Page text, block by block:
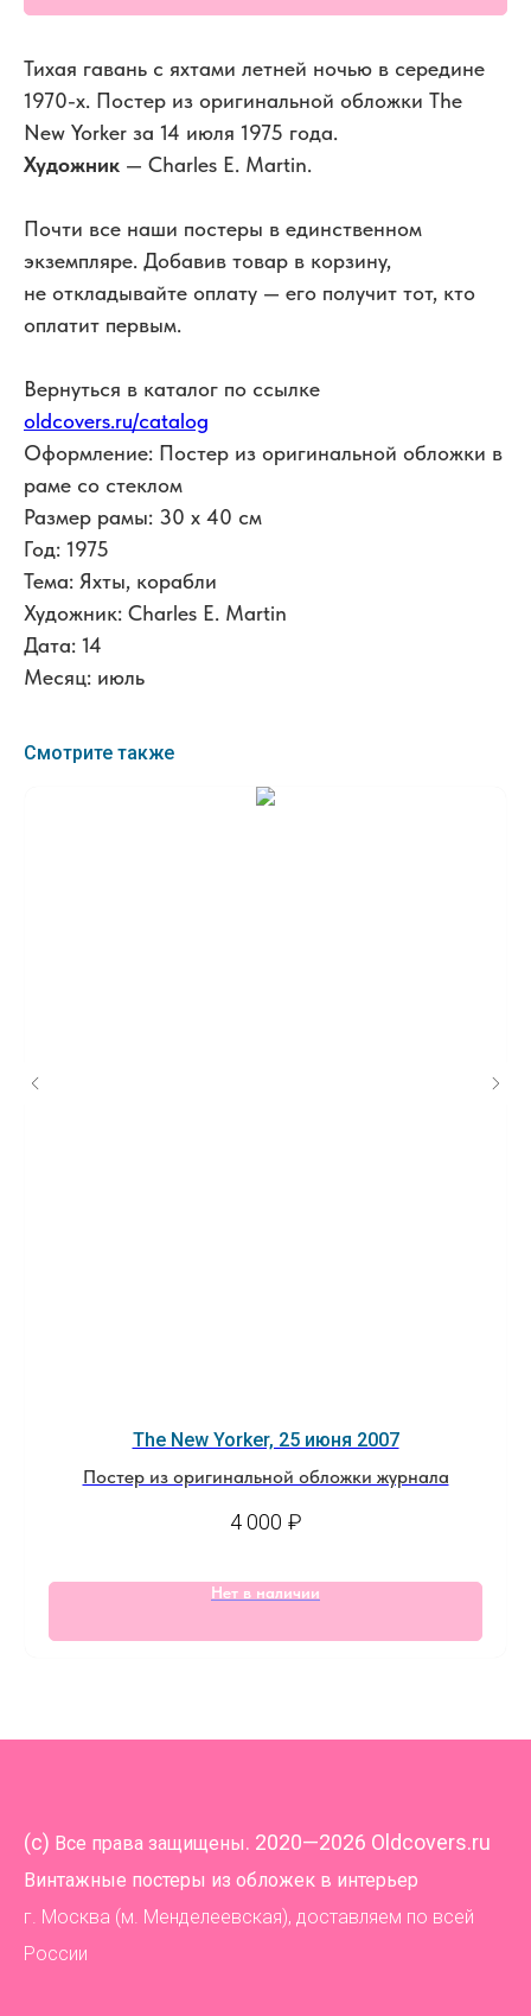
Тихая гавань с яхтами летней ночью в середине
1970-х. Постер из оригинальной обложки The
New Yorker за 14 июля 1975 года.
Художник — Charles E. Martin.
Почти все наши постеры в единственном
экземпляре. Добавив товар в корзину,
не откладывайте оплату — его получит тот, кто
оплатит первым.
Вернуться в каталог по ссылке
oldcovers.ru/catalog
Оформление: Постер из оригинальной обложки в
раме со стеклом
Размер рамы: 30 x 40 см
Год: 1975
Тема: Яхты, корабли
Художник: Charles E. Martin
Дата: 14
Месяц: июль
Смотрите также
The New Yorker, 25 июня 2007
Постер из оригинальной обложки журнала
4 000 ₽
Нет в наличии
(c) Все права защищены. 2020—2026 Oldcovers.ru
Винтажные постеры из обложек в интерьер
г. Москва (м. Менделеевская), доставляем по всей
России